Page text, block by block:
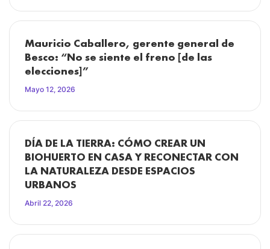
Mauricio Caballero, gerente general de
Besco: “No se siente el freno [de las
elecciones]”
Mayo 12, 2026
DÍA DE LA TIERRA: CÓMO CREAR UN
BIOHUERTO EN CASA Y RECONECTAR CON
LA NATURALEZA DESDE ESPACIOS
URBANOS
Abril 22, 2026